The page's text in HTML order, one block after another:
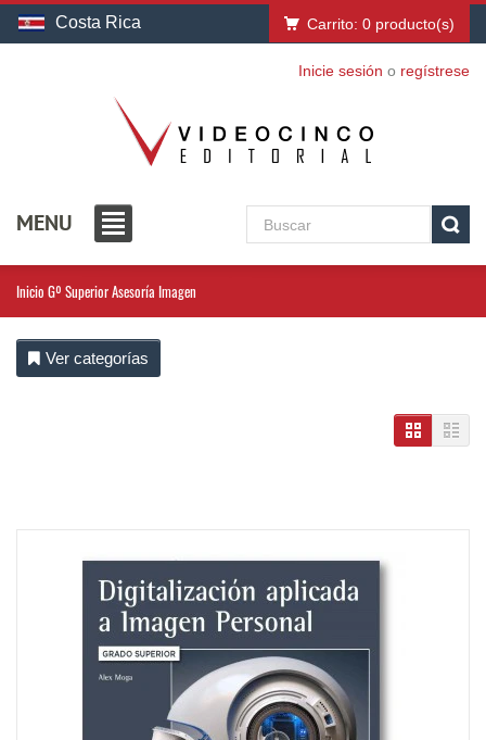
Costa Rica Carrito: 0 producto(s)
Inicie sesión o regístrese
MENU
Inicio Gº Superior Asesoría Imagen
Ver categorías